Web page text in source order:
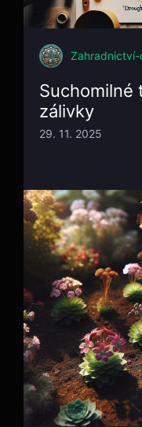
Suchomilné
zálivky
29. 11. 2025